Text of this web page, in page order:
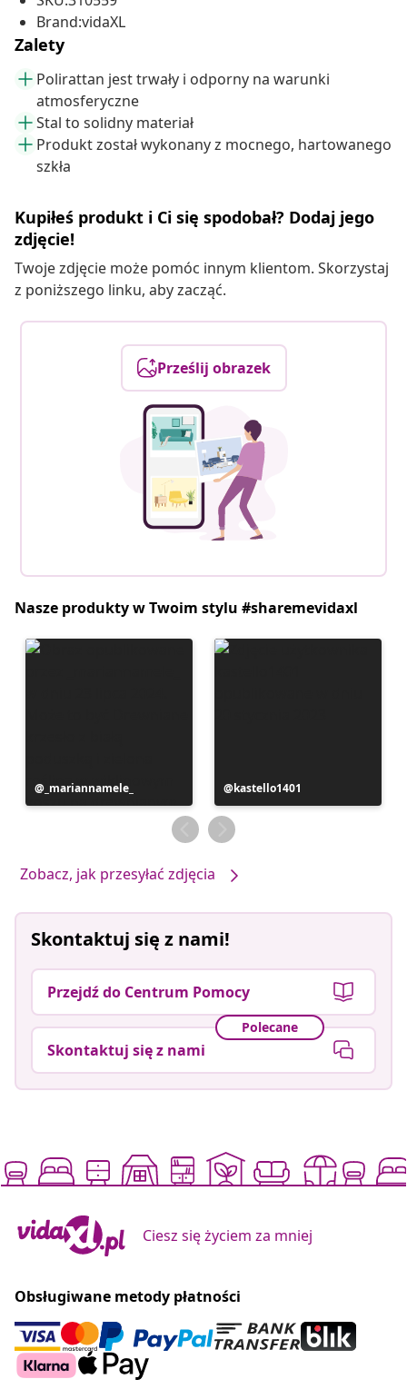
Brand:vidaXL
Zalety
Polirattan jest trwały i odporny na warunki
atmosferyczne
Stal to solidny materiał
Produkt został wykonany z mocnego, hartowanego
szkła
Kupiłeś produkt i Ci się spodobał? Dodaj jego
zdjęcie!
Twoje zdjęcie może pomóc innym klientom. Skorzystaj
z poniższego linku, aby zacząć.
Prześlij obrazek
Nasze produkty w Twoim stylu #sharemevidaxl
Post
opublikowany
_mariannamele_
Post
opublikowany
przez
kastello1401
Zobacz, jak przesyłać zdjęcia
Skontaktuj się z nami!
Przejdź do Centrum Pomocy
Polecane
Skontaktuj się z nami
Ciesz się życiem za mniej
Obsługiwane metody płatności